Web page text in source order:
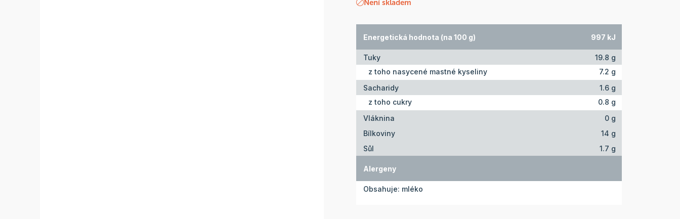
Není skladem
Energetická hodnota (na 100 g) 997 kJ
Tuky
19.8 g
z toho nasycené mastné kyseliny
7.2 g
Sacharidy
1.6 g
z toho cukry
0.8 g
Vláknina
0 g
Bílkoviny
14 g
Sůl
1.7 g
Alergeny
Obsahuje: mléko